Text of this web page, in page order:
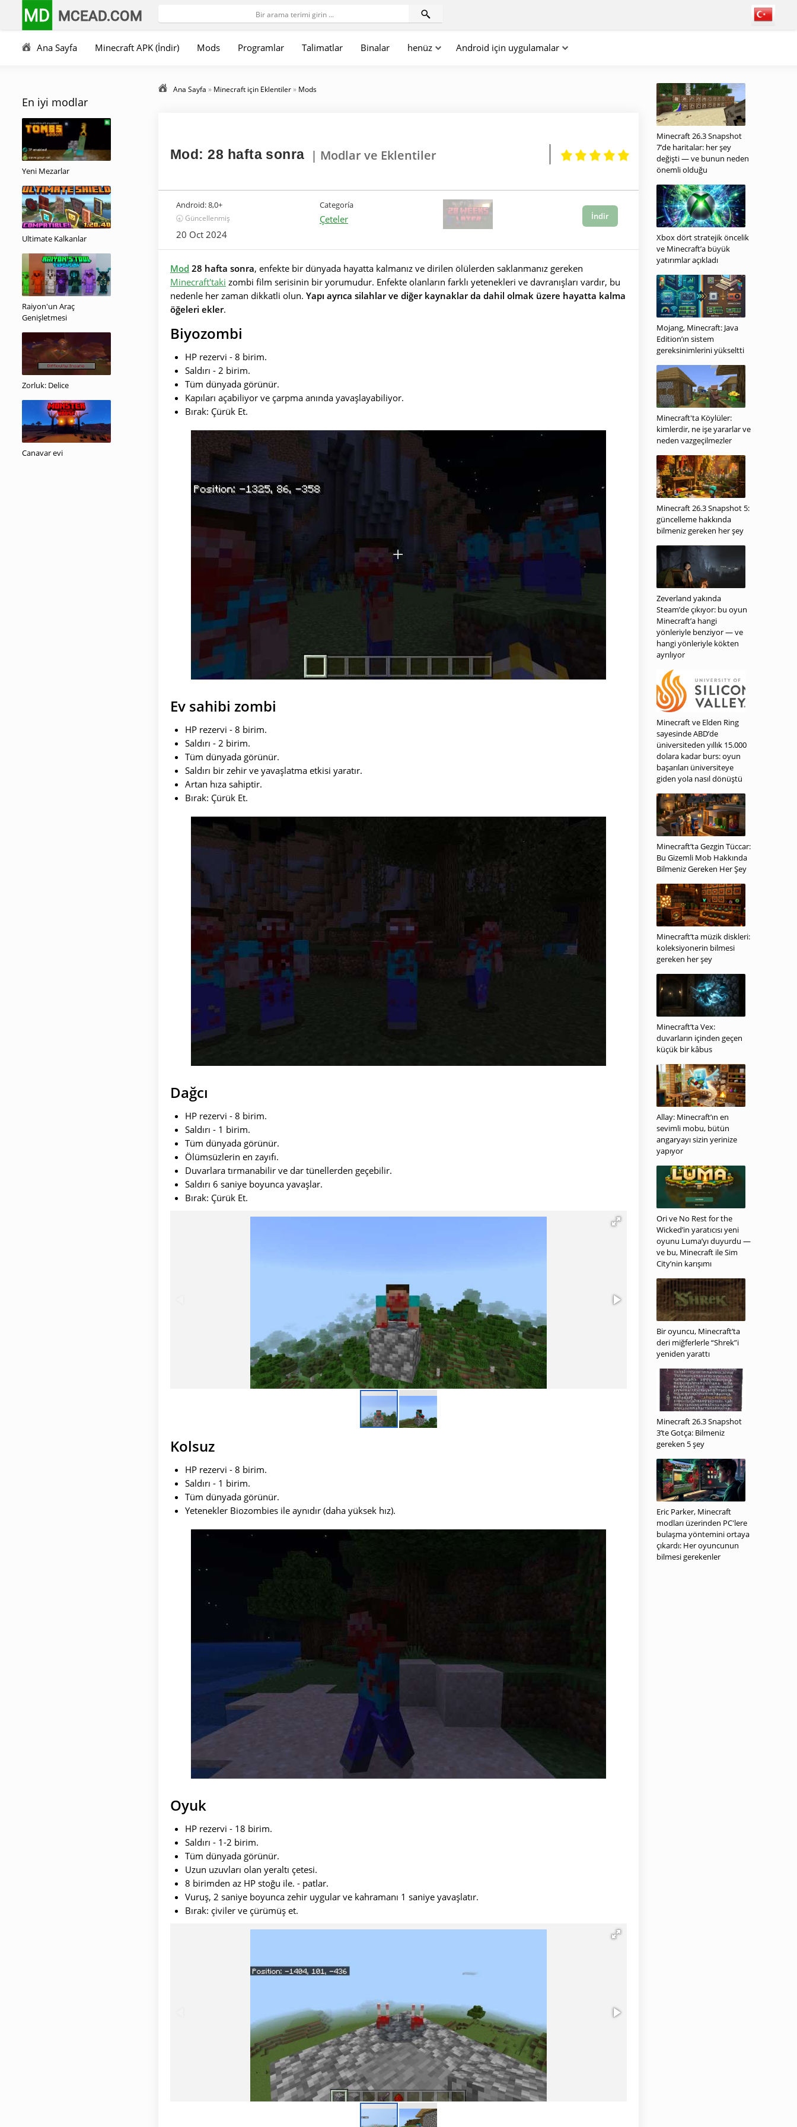
MD MCEAD.COM
Ana Sayfa Minecraft APK (İndir) Mods Programlar Talimatlar Binalar henüz Android için uygulamalar
En iyi modlar
Yeni Mezarlar
Ultimate Kalkanlar
Raiyon'un Araç
Genişletmesi
Zorluk: Delice
Canavar evi
Ana Sayfa » Minecraft için Eklentiler» Mods
Mod: 28 hafta sonra | Modlar ve Eklentiler
Android:8,0+
🕣 Güncellenmiş
20 Oct 2024
Categoría
Çeteler İndir
Mod 28 hafta sonra, enfekte bir dünyada hayatta kalmanız ve dirilen ölülerden saklanmanız gereken
Minecraft'taki zombi film serisinin bir yorumudur. Enfekte olanların farklı yetenekleri ve davranışları vardır, bu
nedenle her zaman dikkatli olun. Yapı ayrıca silahlar ve diğer kaynaklar da dahil olmak üzere hayatta kalma
öğeleri ekler.
Biyozombi
HP rezervi - 8 birim.
Saldırı - 2 birim.
Tüm dünyada görünür.
Kapıları açabiliyor ve çarpma anında yavaşlayabiliyor.
Bırak: Çürük Et.
Ev sahibi zombi
HP rezervi - 8 birim.
Saldırı - 2 birim.
Tüm dünyada görünür.
Saldırı bir zehir ve yavaşlatma etkisi yaratır.
Artan hıza sahiptir.
Bırak: Çürük Et.
Dağcı
HP rezervi - 8 birim.
Saldırı - 1 birim.
Tüm dünyada görünür.
Ölümsüzlerin en zayıfı.
Duvarlara tırmanabilir ve dar tünellerden geçebilir.
Saldırı 6 saniye boyunca yavaşlar.
Bırak: Çürük Et.
Kolsuz
HP rezervi - 8 birim.
Saldırı - 1 birim.
Tüm dünyada görünür.
Yetenekler Biozombies ile aynıdır (daha yüksek hız).
Oyuk
HP rezervi - 18 birim.
Saldırı - 1-2 birim.
Tüm dünyada görünür.
Uzun uzuvları olan yeraltı çetesi.
8 birimden az HP stoğu ile. - patlar.
Vuruş, 2 saniye boyunca zehir uygular ve kahramanı 1 saniye yavaşlatır.
Bırak: çiviler ve çürümüş et.
Minecraft 26.3 Snapshot
7’de haritalar: her şey
değişti — ve bunun neden
önemli olduğu
Xbox dört stratejik öncelik
ve Minecraft’a büyük
yatırımlar açıkladı
Mojang, Minecraft: Java
Edition’ın sistem
gereksinimlerini yükseltti
Minecraft'ta Köylüler:
kimlerdir, ne işe yararlar ve
neden vazgeçilmezler
Minecraft 26.3 Snapshot 5:
güncelleme hakkında
bilmeniz gereken her şey
Zeverland yakında
Steam’de çıkıyor: bu oyun
Minecraft’a hangi
yönleriyle benziyor — ve
hangi yönleriyle kökten
ayrılıyor
Minecraft ve Elden Ring
sayesinde ABD’de
üniversiteden yıllık 15.000
dolara kadar burs: oyun
başarıları üniversiteye
giden yola nasıl dönüştü
Minecraft’ta Gezgin Tüccar:
Bu Gizemli Mob Hakkında
Bilmeniz Gereken Her Şey
Minecraft’ta müzik diskleri:
koleksiyonerin bilmesi
gereken her şey
Minecraft’ta Vex:
duvarların içinden geçen
küçük bir kâbus
Allay: Minecraft’ın en
sevimli mobu, bütün
angaryayı sizin yerinize
yapıyor
Ori ve No Rest for the
Wicked’in yaratıcısı yeni
oyunu Luma’yı duyurdu —
ve bu, Minecraft ile Sim
City’nin karışımı
Bir oyuncu, Minecraft’ta
deri miğferlerle “Shrek”i
yeniden yarattı
Minecraft 26.3 Snapshot
3’te Gotça: Bilmeniz
gereken 5 şey
Eric Parker, Minecraft
modları üzerinden PC'lere
bulaşma yöntemini ortaya
çıkardı: Her oyuncunun
bilmesi gerekenler